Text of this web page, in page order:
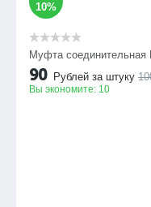
10%
Муфта
90 Рублей за штуку
Вы экономите: 10